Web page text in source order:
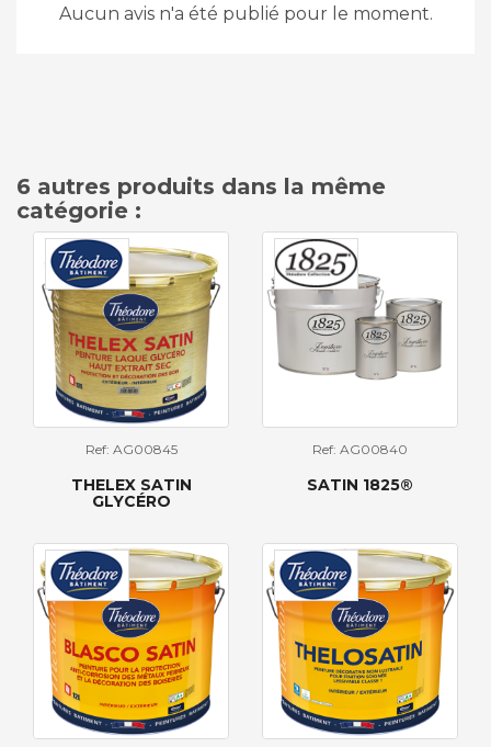
Aucun avis n'a été publié pour le moment.
6 autres produits dans la même
catégorie :
Ref: AG00845
THELEX SATIN
GLYCÉRO
Ref: AG00840
SATIN 1825®